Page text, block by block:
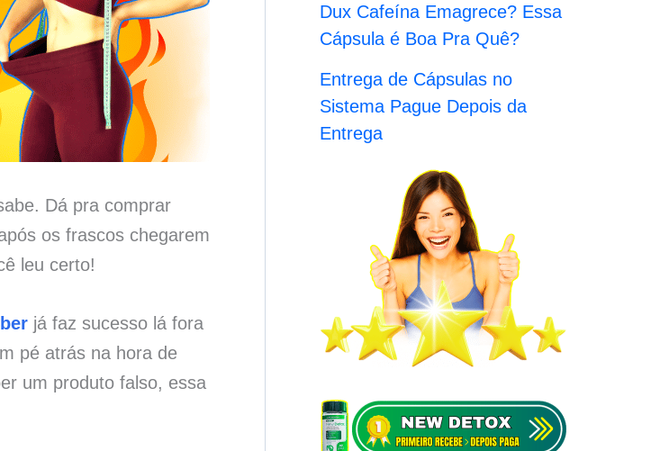
Dá pra comprar
os frascos chegarem
leu certo!
já faz sucesso lá fora
pé atrás na hora de
um produto falso, essa
Dux Cafeína Emagrece? Essa
Cápsula é Boa Pra Quê?
Entrega de Cápsulas no
Sistema Pague Depois da
Entrega